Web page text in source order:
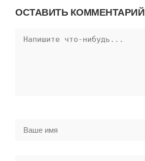
ОСТАВИТЬ КОММЕНТАРИЙ